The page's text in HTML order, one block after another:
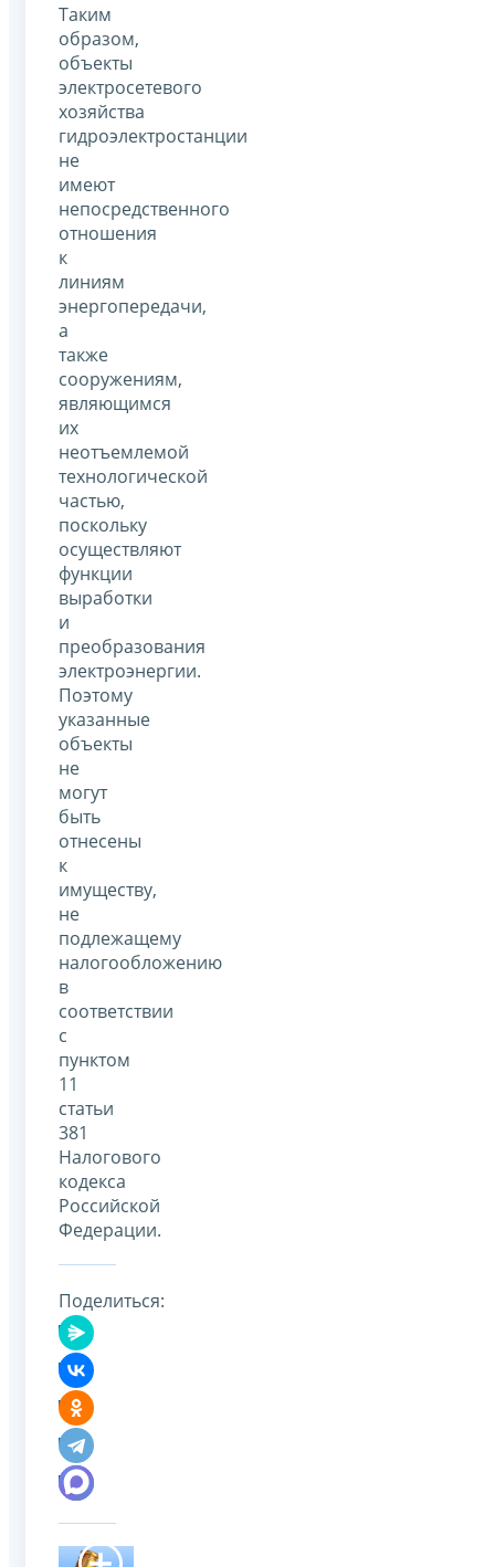
Таким
образом,
объекты
электросетевого
хозяйства
гидроэлектростанции
не
имеют
непосредственного
отношения
к
линиям
энергопередачи,
а
также
сооружениям,
являющимся
их
неотъемлемой
технологической
частью,
поскольку
осуществляют
функции
выработки
и
преобразования
электроэнергии.
Поэтому
указанные
объекты
не
могут
быть
отнесены
к
имуществу,
не
подлежащему
налогообложению
в
соответствии
с
пунктом
11
статьи
381
Налогового
кодекса
Российской
Федерации.
Поделиться: